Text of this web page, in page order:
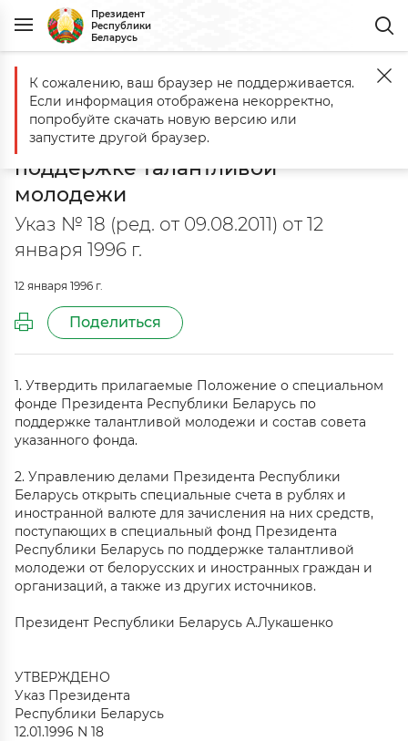
Президент
Республики
Беларусь
Главная Документы О специальном фонде Президента
О специальном фонде Президента
Республики Беларусь по
поддержке талантливой
молодежи
Указ № 18 (ред. от 09.08.2011) от 12
января 1996 г.
12 января 1996 г.
Поделиться
1. Утвердить прилагаемые Положение о специальном
фонде Президента Республики Беларусь по
поддержке талантливой молодежи и состав совета
указанного фонда.
2. Управлению делами Президента Республики
Беларусь открыть специальные счета в рублях и
иностранной валюте для зачисления на них средств,
поступающих в специальный фонд Президента
Республики Беларусь по поддержке талантливой
молодежи от белорусских и иностранных граждан и
организаций, а также из других источников.
Президент Республики Беларусь А.Лукашенко
УТВЕРЖДЕНО
Указ Президента
Республики Беларусь
12.01.1996 N 18
К сожалению, ваш браузер не поддерживается.
Если информация отображена некорректно,
попробуйте скачать новую версию или
запустите другой браузер.